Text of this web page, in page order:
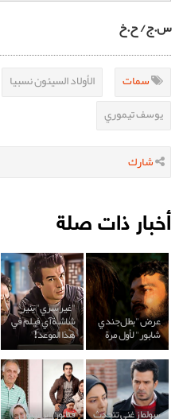
س.ج/ ح.خ
سمات الأولاد السيئون نسبيا
يوسف تيموري
شارك
أخبار ذات صلة
عرض "بطل جندي
شابور" لأول مرة
"غير سري" ينير
شاشة آي فيلم في
هذا الموعد!
سولماز غني تتحدث فنانون إيرانييون